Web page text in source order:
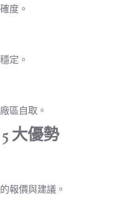
度。
定。
區自取。
大優勢
報價與建議。